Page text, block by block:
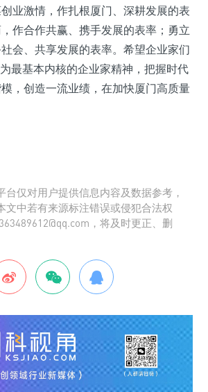
业激情，作扎根厦门、深耕发展的表
作合作共赢、携手发展的表率；勇立
会、共享发展的表率。希望企业家们
最基本内核的企业家精神，把握时代
，创造一流业绩，在加快厦门高质量
台仅对用户提供信息内容及数据参考，
文中若有来源标注错误或侵犯合法权
，将及时更正、删